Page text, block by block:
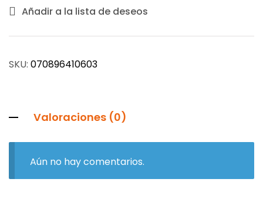
Añadir a la lista de deseos
SKU: 070896410603
Valoraciones (0)
Aún no hay comentarios.